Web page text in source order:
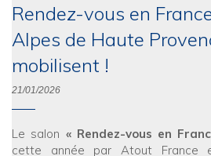
Rendez-vous en
Alpes de Haute
mobilisent !
21/01/2026
Le salon « Rendez-vous en
cette année par Atout France